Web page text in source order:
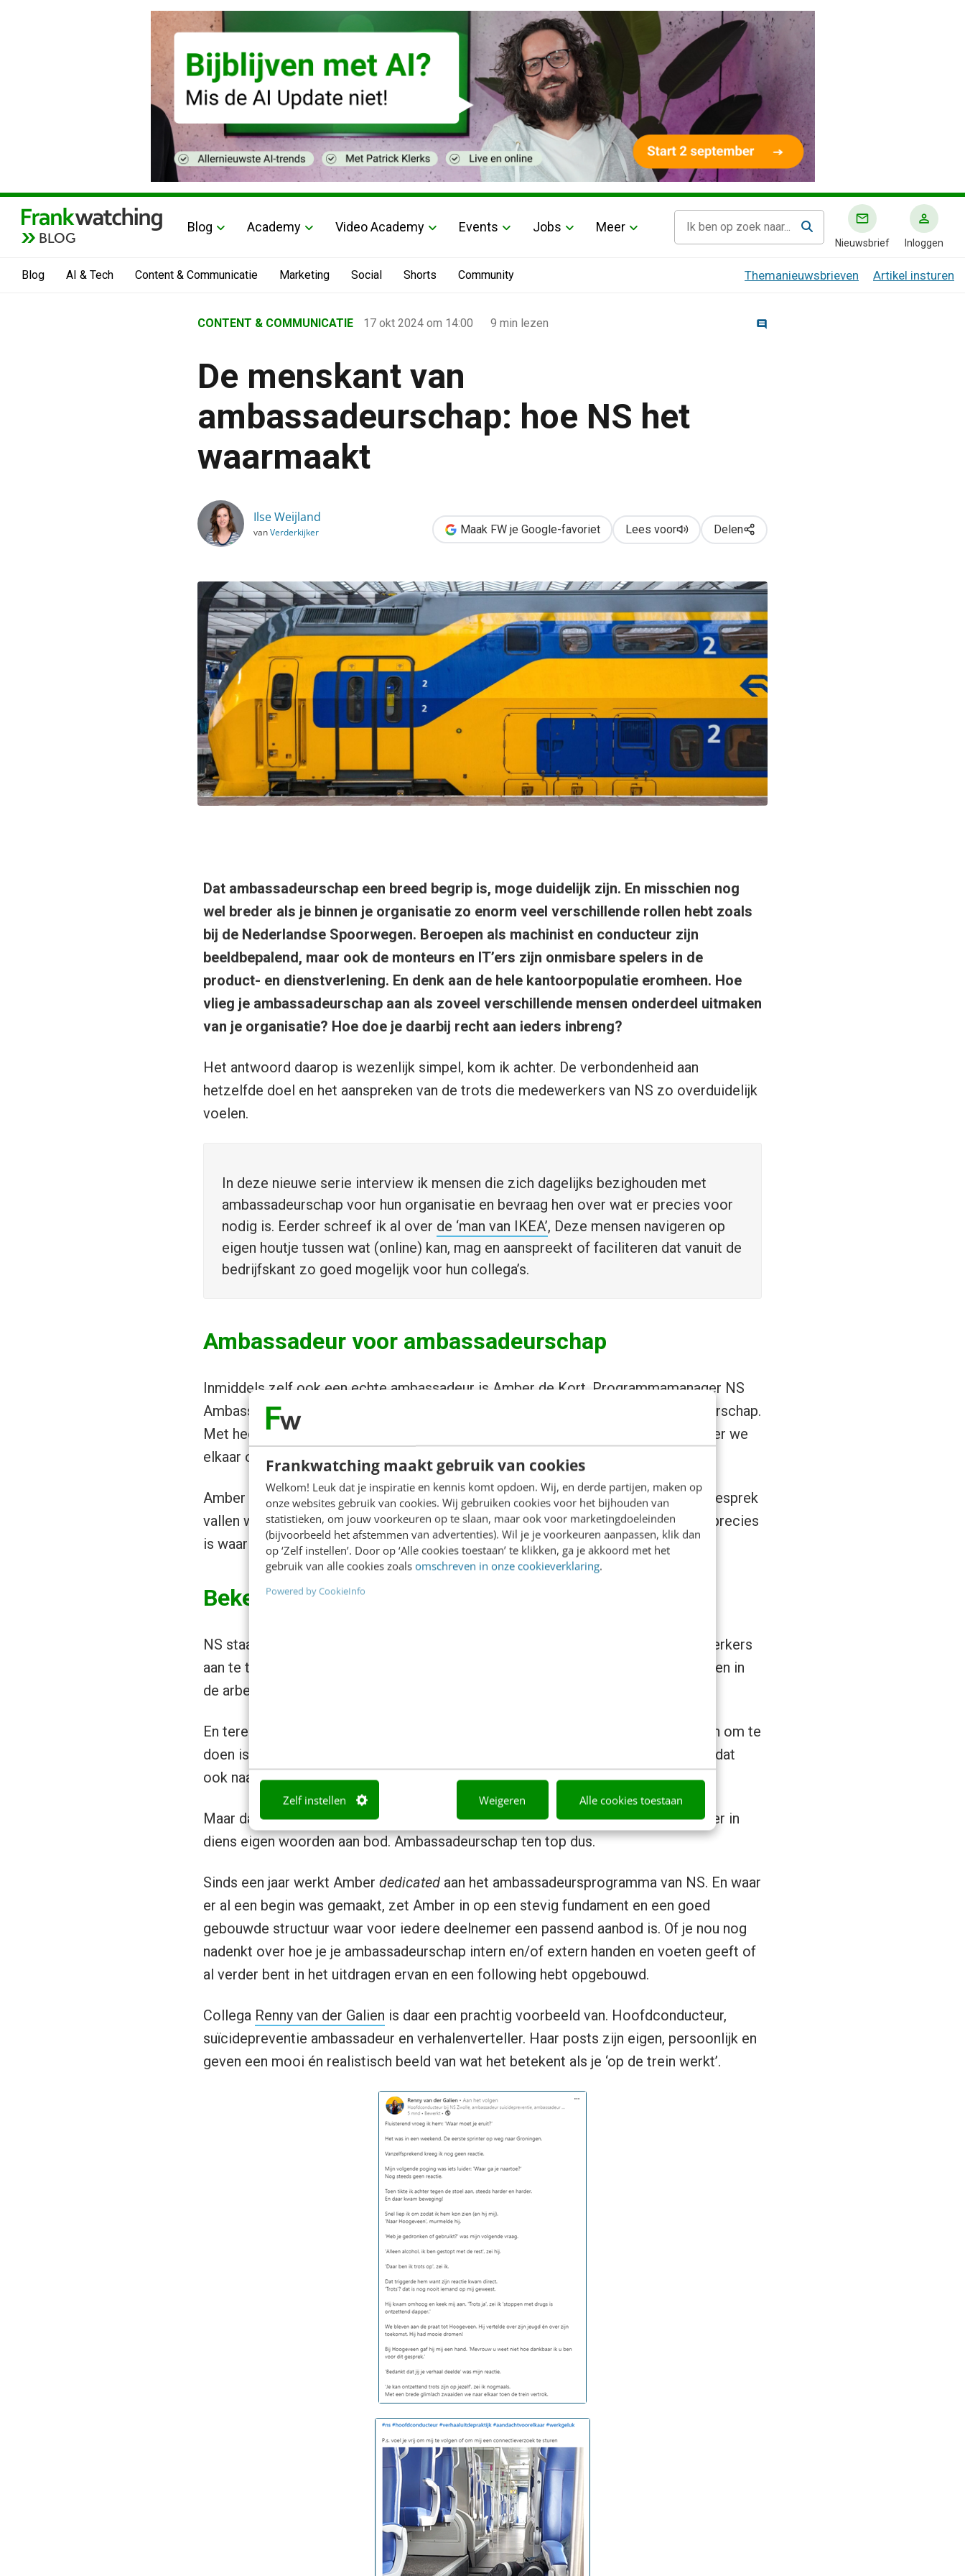
Frankwatching maakt gebruik van cookies
Welkom! Leuk dat je inspiratie en kennis komt opdoen. Wij, en derde partijen, maken op
onze websites gebruik van cookies. Wij gebruiken cookies voor het bijhouden van
statistieken, om jouw voorkeuren op te slaan, maar ook voor marketingdoeleinden
(bijvoorbeeld het afstemmen van advertenties). Wil je je voorkeuren aanpassen, klik dan
op ‘Zelf instellen’. Door op ‘Alle cookies toestaan’ te klikken, ga je akkoord met het
gebruik van alle cookies zoals omschreven in onze cookieverklaring.
Powered by CookieInfo
Zelf instellen Weigeren Alle cookies toestaan
BLOG
Blog Academy Video Academy Events Jobs Meer
Nieuwsbrief Inloggen
Blog AI & Tech Content & Communicatie Marketing Social Shorts Community Themanieuwsbrieven Artikel insturen
›
Content & Communicatie
›
De menskant van ambassadeurschap: hoe NS het waarmaakt
CONTENT & COMMUNICATIE 17 okt 2024 om 14:00 9 min lezen
De menskant van
ambassadeurschap: hoe NS het
waarmaakt
Ilse Weijland
vanVerderkijker Maak FW je Google-favoriet Lees voor Delen
Dat ambassadeurschap een breed begrip is, moge duidelijk zijn. En misschien nog
wel breder als je binnen je organisatie zo enorm veel verschillende rollen hebt zoals
bij de Nederlandse Spoorwegen. Beroepen als machinist en conducteur zijn
beeldbepalend, maar ook de monteurs en IT’ers zijn onmisbare spelers in de
product- en dienstverlening. En denk aan de hele kantoorpopulatie eromheen. Hoe
vlieg je ambassadeurschap aan als zoveel verschillende mensen onderdeel uitmaken
van je organisatie? Hoe doe je daarbij recht aan ieders inbreng?
Het antwoord daarop is wezenlijk simpel, kom ik achter. De verbondenheid aan
hetzelfde doel en het aanspreken van de trots die medewerkers van NS zo overduidelijk
voelen.
In deze nieuwe serie interview ik mensen die zich dagelijks bezighouden met
ambassadeurschap voor hun organisatie en bevraag hen over wat er precies voor
nodig is. Eerder schreef ik al over de ‘man van IKEA’, Deze mensen navigeren op
eigen houtje tussen wat (online) kan, mag en aanspreekt of faciliteren dat vanuit de
bedrijfskant zo goed mogelijk voor hun collega’s.
Ambassadeur voor ambassadeurschap
Inmiddels zelf ook een echte ambassadeur is Amber de Kort, Programmamanager NS
Ambassadeurs. Ze faciliteert een groep van zo’n 100 collega’s in hun ambassadeurschap.
Met heel veel plezier, enthousiasme en diezelfde trots, dat is wel duidelijk wanneer we
elkaar ontmoeten op het hoofdkantoor van NS naast Utrecht Centraal Station.
Amber werkt binnen de organisatie aan actief ambassadeurschap en tijdens ons gesprek
vallen woorden als ‘community’, ‘trots’ en ‘persoonlijk’ ontelbaar vaak. Omdat dat precies
is waar het ambassadeursprogramma op gestoeld is: medewerkers first.
Bekendheid
NS staat erom bekend: grootse campagnes om enorme aantallen nieuwe medewerkers
aan te trekken. En die zijn niet alleen zeer succesvol in resultaat, ook bij vakgenoten in
de arbeidsmarktcommunicatie oogsten ze veel lof met hun aanpak.
En terecht wat mij betreft. Als je intern zo goed weet op te halen waar het mensen om te
doen is dat ze met liefde en plezier bij je werken, dan heb je goud in handen als je dat
ook naar buiten toe weet te communiceren.
Maar dat is één kant van het verhaal, want steeds meer komt de eigen medewerker in
diens eigen woorden aan bod. Ambassadeurschap ten top dus.
Sinds een jaar werkt Amber dedicatedaan het ambassadeursprogramma van NS. En waar
er al een begin was gemaakt, zet Amber in op een stevig fundament en een goed
gebouwde structuur waar voor iedere deelnemer een passend aanbod is. Of je nou nog
nadenkt over hoe je je ambassadeurschap intern en/of extern handen en voeten geeft of
al verder bent in het uitdragen ervan en een following hebt opgebouwd.
Collega Renny van der Galien is daar een prachtig voorbeeld van. Hoofdconducteur,
suïcidepreventie ambassadeur en verhalenverteller. Haar posts zijn eigen, persoonlijk en
geven een mooi én realistisch beeld van wat het betekent als je ‘op de trein werkt’.